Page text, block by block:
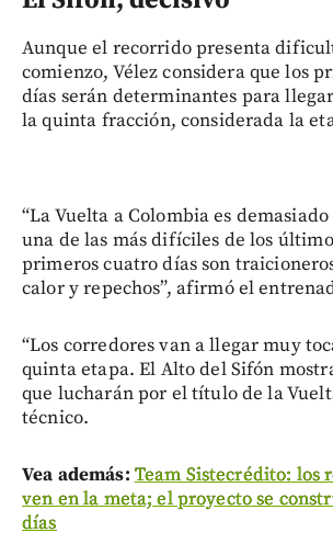
Aunque el recorrido presenta
comienzo, Vélez considera que los
días serán determinantes para
la quinta fracción, considerada la
“La Vuelta a Colombia es
una de las más difíciles de los
primeros cuatro días son
calor y repechos”, afirmó el
“Los corredores van a llegar muy
quinta etapa. El Alto del Sifón
que lucharán por el título de la
técnico.
Vea además: Team Sistecrédito: los
ven en la meta; el proyecto se
días